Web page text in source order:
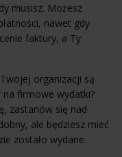
musisz. Możesz
nawet gdy
faktury, a Ty
organizacji są
firmowe wydatki?
zastanów się nad
ale będziesz mieć
zostało wydane.